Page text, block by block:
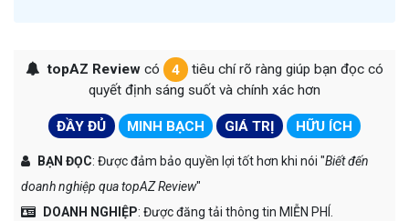
topAZ Reviewcó 4
tiêu chí rõ ràng giúp bạn đọc có
quyết định sáng suốt và chính xác hơn
ĐẦY ĐỦ MINH BẠCH GIÁ TRỊ HỮU ÍCH
BẠN ĐỌC: Được đảm bảo quyền lợi tốt hơn khi nói "Biết đến
doanh nghiệp qua topAZ Review"
DOANH NGHIỆP: Được đăng tải thông tin MIỄN PHÍ.